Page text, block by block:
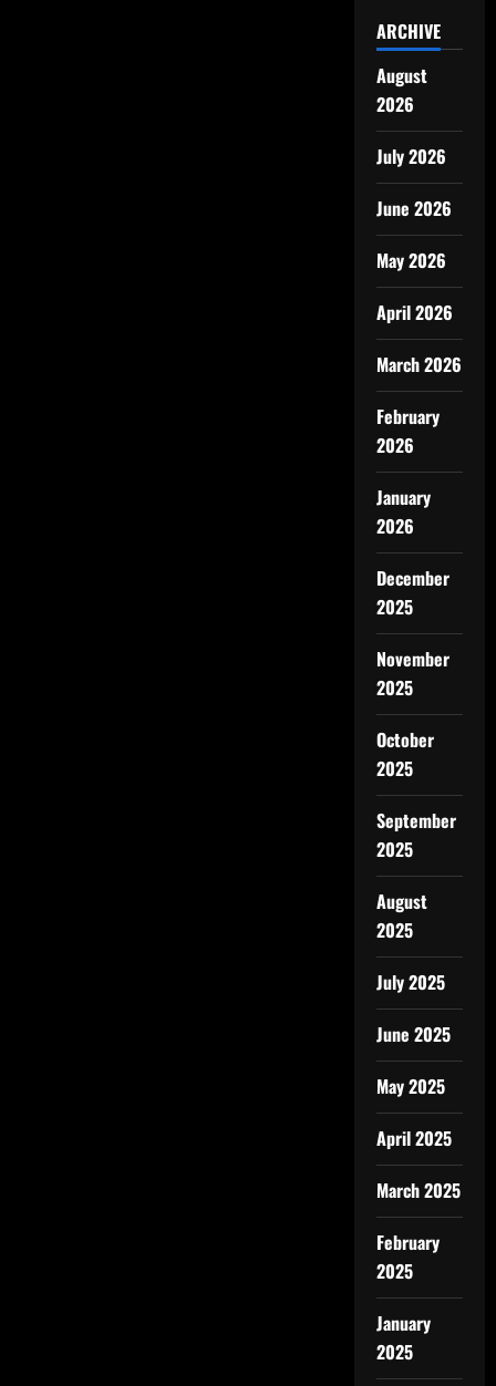
ARCHIVE
August
2026
July 2026
June 2026
May 2026
April 2026
March 2026
February
2026
January
2026
December
2025
November
2025
October
2025
September
2025
August
2025
July 2025
June 2025
May 2025
April 2025
March 2025
February
2025
January
2025